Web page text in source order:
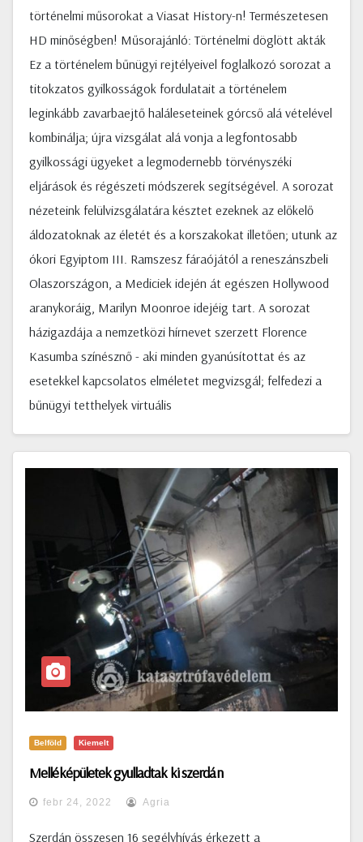
történelmi műsorokat a Viasat History-n! Természetesen
HD minőségben! Műsorajánló: Történelmi döglött akták
Ez a történelem bűnügyi rejtélyeivel foglalkozó sorozat a
titokzatos gyilkosságok fordulatait a történelem
leginkább zavarbaejtő haláleseteinek górcső alá vételével
kombinálja; újra vizsgálat alá vonja a legfontosabb
gyilkossági ügyeket a legmodernebb törvényszéki
eljárások és régészeti módszerek segítségével. A sorozat
nézeteink felülvizsgálatára késztet ezeknek az előkelő
áldozatoknak az életét és a korszakokat illetően; utunk az
ókori Egyiptom III. Ramszesz fáraójától a reneszánszbeli
Olaszországon, a Mediciek idején át egészen Hollywood
aranykoráig, Marilyn Moonroe idejéig tart. A sorozat
házigazdája a nemzetközi hírnevet szerzett Florence
Kasumba színésznő - aki minden gyanúsítottat és az
esetekkel kapcsolatos elméletet megvizsgál; felfedezi a
bűnügyi tetthelyek virtuális
Belföld Kiemelt
Melléképületek gyulladtak ki szerdán
febr 24, 2022 Agria
Szerdán összesen 16 segélyhívás érkezett a